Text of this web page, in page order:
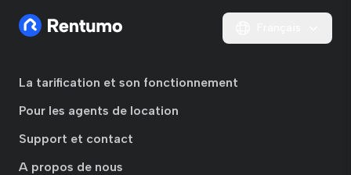
La tarification et son fonctionnement
Pour les agents de location
Support et contact
A propos de nous